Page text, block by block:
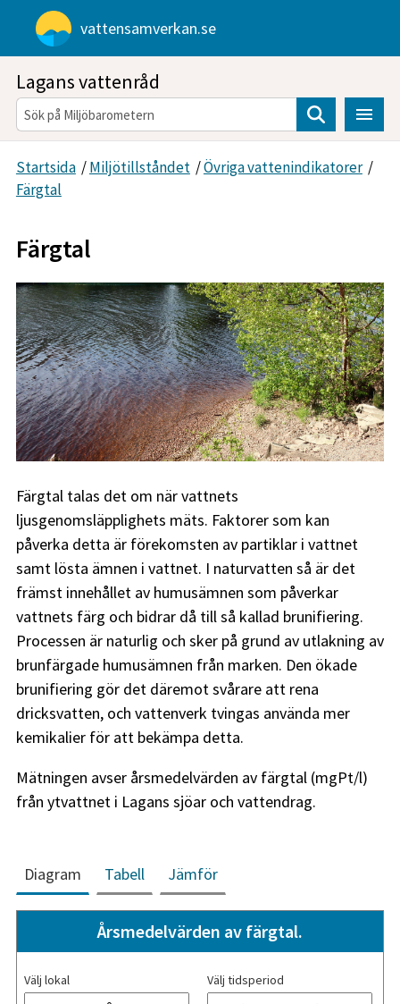
Gå direkt till sidans innehåll
vattensamverkan.se
Lagans vattenråd
Sök
Startsida /Miljötillståndet /Övriga vattenindikatorer /
Färgtal
Färgtal
Färgtal talas det om när vattnets
ljusgenomsläpplighets mäts. Faktorer som kan
påverka detta är förekomsten av partiklar i vattnet
samt lösta ämnen i vattnet. I naturvatten så är det
främst innehållet av humusämnen som påverkar
vattnets färg och bidrar då till så kallad brunifiering.
Processen är naturlig och sker på grund av utlakning av
brunfärgade humusämnen från marken. Den ökade
brunifiering gör det däremot svårare att rena
dricksvatten, och vattenverk tvingas använda mer
kemikalier för att bekämpa detta.
Mätningen avser årsmedelvärden av färgtal (mgPt/l)
från ytvattnet i Lagans sjöar och vattendrag.
Diagram Tabell Jämför
Årsmedelvärden av färgtal.
Välj lokal Välj tidsperiod